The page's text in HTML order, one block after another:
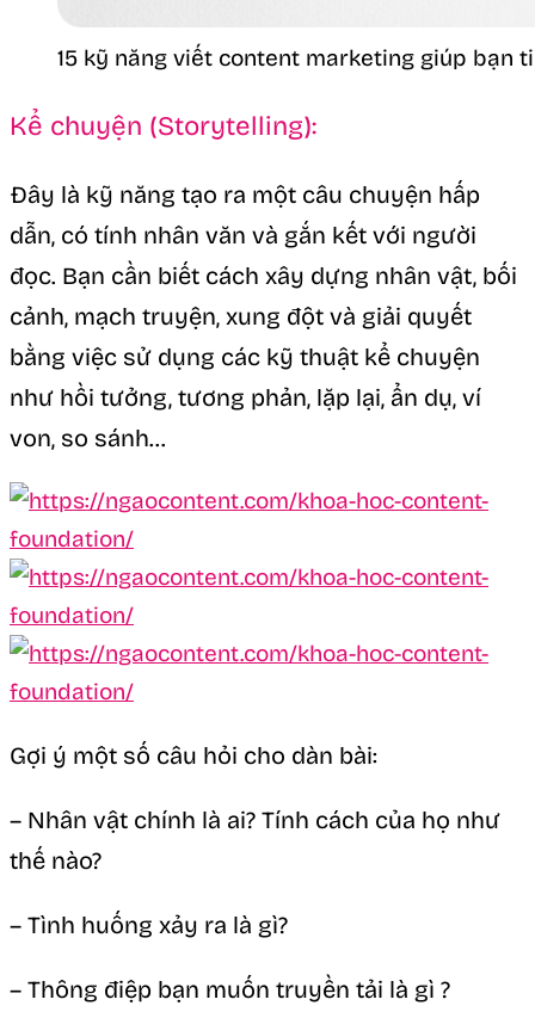
15 kỹ năng viết content marketing giúp bạn
Kể chuyện (Storytelling):
Đây là kỹ năng tạo ra một câu chuyện hấp
dẫn, có tính nhân văn và gắn kết với người
đọc. Bạn cần biết cách xây dựng nhân vật, bối
cảnh, mạch truyện, xung đột và giải quyết
bằng việc sử dụng các kỹ thuật kể chuyện
như hồi tưởng, tương phản, lặp lại, ẩn dụ, ví
von, so sánh…
Gợi ý một số câu hỏi cho dàn bài:
– Nhân vật chính là ai? Tính cách của họ như
thế nào?
– Tình huống xảy ra là gì?
– Thông điệp bạn muốn truyền tải là gì ?